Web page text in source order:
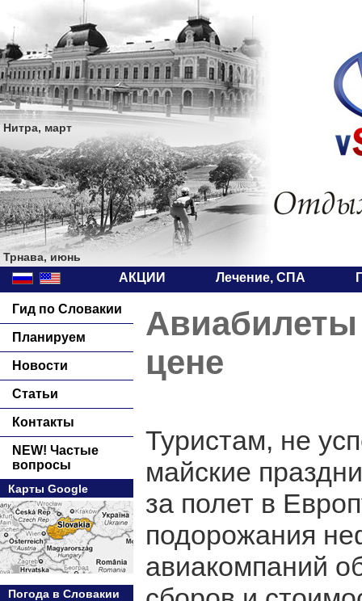
Нитра, март
Трнава, июнь
АКЦИИ Лечение, СПА
Гид по Словакии
Планируем
Новости
Статьи
Контакты
NEW! Частые
вопросы
Карты Google
Погода в Словакии
цене
Туристам, не
майские
за полет в
подорожания
авиакомпаний